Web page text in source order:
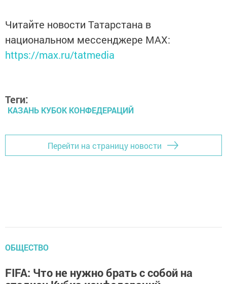
Читайте новости Татарстана в
национальном мессенджере MАХ:
https://max.ru/tatmedia
Теги:
КАЗАНЬ КУБОК КОНФЕДЕРАЦИЙ
Перейти на страницу новости
ОБЩЕСТВО
FIFA: Что не нужно брать с собой на